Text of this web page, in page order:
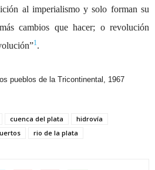
al imperialismo y solo forman su
cambios que hacer; o revolución
1.
pueblos de la Tricontinental, 1967
cuenca del plata
hidrovía
rio de la plata